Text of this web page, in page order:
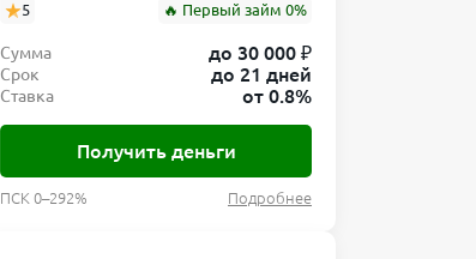
5 🔥 Первый займ 0%
Сумма до 30 000 ₽
Срок до 21 дней
Ставка от 0.8%
Получить деньги
ПСК 0–292% Подробнее